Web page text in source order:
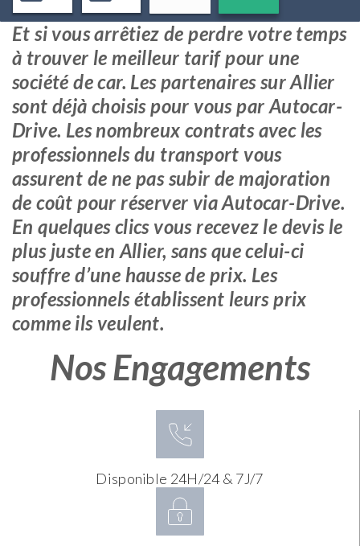
Et si vous arrêtiez de perdre votre temps
à trouver le meilleur tarif pour une
société de car. Les partenaires sur Allier
sont déjà choisis pour vous par Autocar-
Drive. Les nombreux contrats avec les
professionnels du transport vous
assurent de ne pas subir de majoration
de coût pour réserver via Autocar-Drive.
En quelques clics vous recevez le devis le
plus juste en Allier, sans que celui-ci
souffre d’une hausse de prix. Les
professionnels établissent leurs prix
comme ils veulent.
Nos Engagements
Disponible 24H/24 & 7J/7